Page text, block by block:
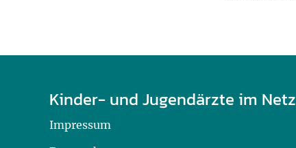
Kinder- und Jugendärzte im Netz
Impressum